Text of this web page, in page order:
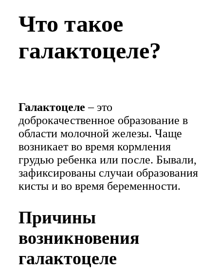
Что такое
галактоцеле?
Галактоцеле – это
доброкачественное образование в
области молочной железы. Чаще
возникает во время кормления
грудью ребенка или после. Бывали,
зафиксированы случаи образования
кисты и во время беременности.
Причины
возникновения
галактоцеле